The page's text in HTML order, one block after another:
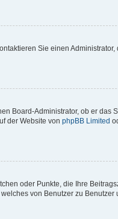
Sie einen Administrator,
Board-Administrator, ob er das
der Website von phpBB Limited
oder Punkte, die Ihre
von Benutzer zu Benutzer